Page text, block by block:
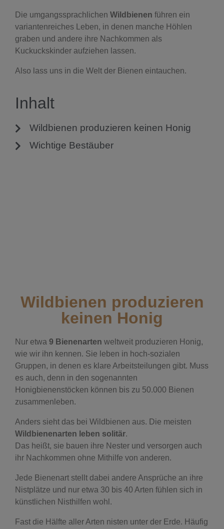
Die umgangssprachlichen Wildbienen führen ein
variantenreiches Leben, in denen manche Höhlen
graben und andere ihre Nachkommen als
Kuckuckskinder aufziehen lassen.
Also lass uns in die Welt der Bienen eintauchen.
Inhalt
Wildbienen produzieren keinen Honig
Wichtige Bestäuber
Wildbienen produzieren
keinen Honig
Nur etwa 9 Bienenarten weltweit produzieren Honig,
wie wir ihn kennen. Sie leben in hoch-sozialen
Gruppen, in denen es klare Arbeitsteilungen gibt. Muss
es auch, denn in den sogenannten
Honigbienenstöcken können bis zu 50.000 Bienen
zusammenleben.
Anders sieht das bei Wildbienen aus. Die meisten
Wildbienenarten leben solitär.
Das heißt, sie bauen ihre Nester und versorgen auch
ihr Nachkommen ohne Mithilfe von anderen.
Jede Bienenart stellt dabei andere Ansprüche an ihre
Nistplätze und nur etwa 30 bis 40 Arten fühlen sich in
künstlichen Nisthilfen wohl.
Fast die Hälfte aller Arten nisten unter der Erde. Häufig